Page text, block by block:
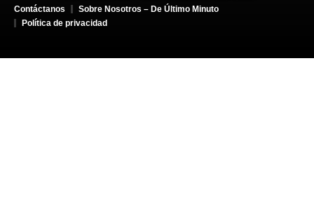
Contáctanos
Sobre Nosotros – De Último Minuto
Política de privacidad